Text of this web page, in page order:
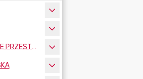
ZAGOSPODAROWANIE PRZESTRZENNE